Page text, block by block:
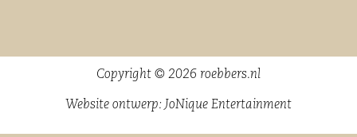
Copyright © 2026 roebbers.nl
Website ontwerp: JoNique Entertainment